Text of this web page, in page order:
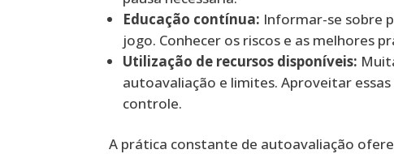
Educação contínua: Informar-se sobre
jogo. Conhecer os riscos e as melhores
Utilização de recursos disponíveis:
autoavaliação e limites. Aproveitar
controle.
A prática constante de autoavaliação